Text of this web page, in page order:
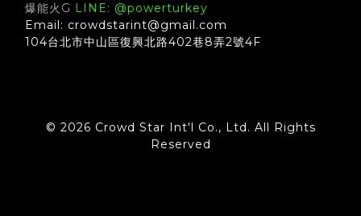
爆能火G LINE: @powerturkey
Email: crowdstarint@gmail.com
104台北市中山區復興北路402巷8弄2號4F
© 2026 Crowd Star Int'l Co., Ltd. All Rights
Reserved